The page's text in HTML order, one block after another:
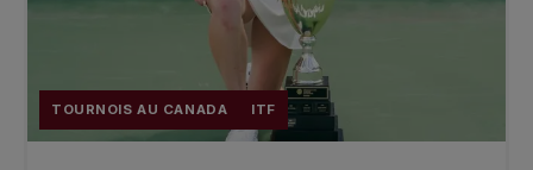
TOURNOIS AU CANADA ITF